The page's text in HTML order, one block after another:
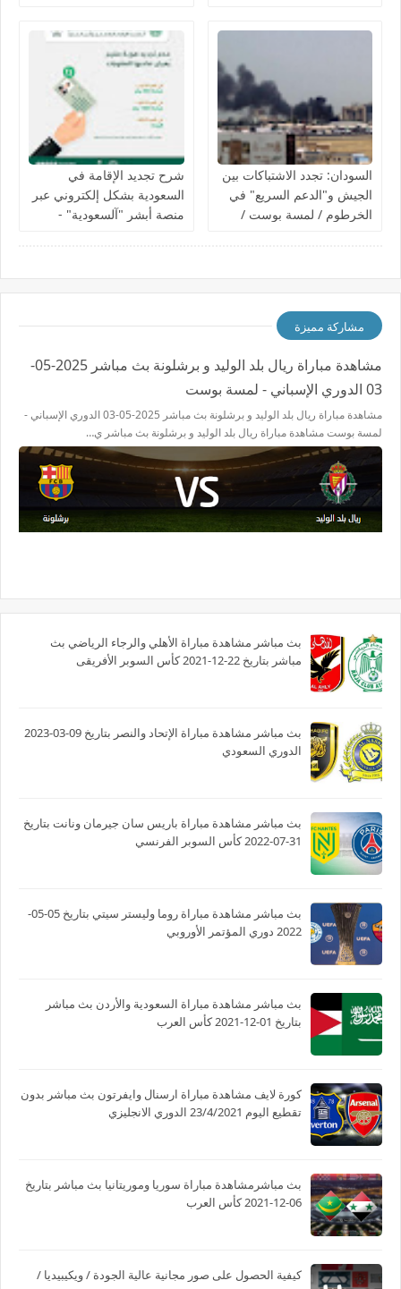
السودان: تجدد الاشتباكات بين
الجيش و"الدعم السريع" في
الخرطوم / لمسة بوست /
شرح تجديد الإقامة في
السعودية بشكل إلكتروني عبر
منصة أبشر "آلسعودية" -
مشاركة مميزة
مشاهدة مباراة ريال بلد الوليد و برشلونة بث مباشر 2025-05-
03 الدوري الإسباني - لمسة بوست
مشاهدة مباراة ريال بلد الوليد و برشلونة بث مباشر 2025-05-03 الدوري الإسباني -
لمسة بوست مشاهدة مباراة ريال بلد الوليد و برشلونة بث مباشر ي…
بث مباشر مشاهدة مباراة الأهلي والرجاء الرياضي بث
مباشر بتاريخ 22-12-2021 كأس السوبر الأفريقى
بث مباشر مشاهدة مباراة الإتحاد والنصر بتاريخ 09-03-2023
الدوري السعودي
بث مباشر مشاهدة مباراة باريس سان جيرمان ونانت بتاريخ
31-07-2022 كأس السوبر الفرنسي
بث مباشر مشاهدة مباراة روما وليستر سيتي بتاريخ 05-05-
2022 دوري المؤتمر الأوروبي
بث مباشر مشاهدة مباراة السعودية والأردن بث مباشر
بتاريخ 01-12-2021 كأس العرب
كورة لايف مشاهدة مباراة ارسنال وايفرتون بث مباشر بدون
تقطيع اليوم 23/4/2021 الدوري الانجليزي
بث مباشرمشاهدة مباراة سوريا وموريتانيا بث مباشر بتاريخ
06-12-2021 كأس العرب
كيفية الحصول على صور مجانية عالية الجودة / ويكيبيديا /